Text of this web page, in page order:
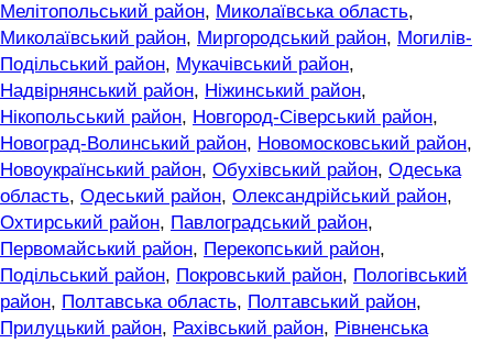
Мелітопольський район, Миколаївська область,
Миколаївський район, Миргородський район, Могилів-
Подільський район, Мукачівський район,
Надвірнянський район, Ніжинський район,
Нікопольський район, Новгород-Сіверський район,
Новоград-Волинський район, Новомосковський район,
Новоукраїнський район, Обухівський район, Одеська
область, Одеський район, Олександрійський район,
Охтирський район, Павлоградський район,
Первомайський район, Перекопський район,
Подільський район, Покровський район, Пологівський
район, Полтавська область, Полтавський район,
Прилуцький район, Рахівський район, Рівненська